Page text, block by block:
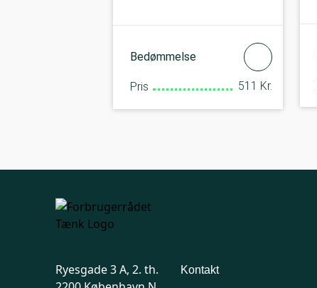
Bedømmelse
Pris 511 Kr.
Ryesgade 3 A, 2. th.
Kontakt